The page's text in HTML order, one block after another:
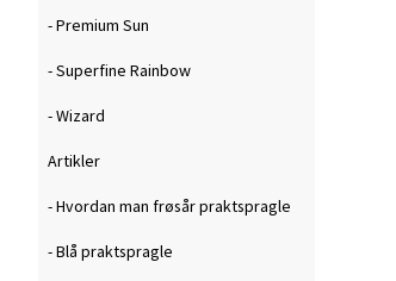
- Premium Sun
- Superfine Rainbow
- Wizard
Artikler
- Hvordan man frøsår praktspragle
- Blå praktspragle